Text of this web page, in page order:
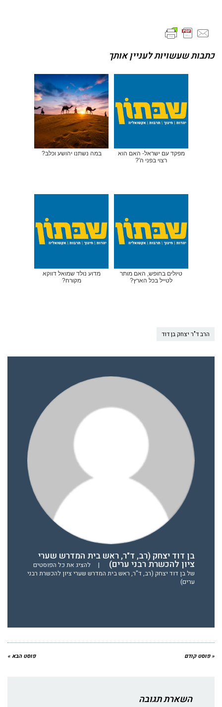
כתבות שעשויות לעניין אותך
מפקד עם ישראל- האם הוא
רצוי בפני ה'?
במה נשתנו יהושע וכלב?
טיולים בחופש, האם מותר
לטייל בכל הארץ?
מדוע נולד שמואל דווקא
מקורח?
הרב ד"ר יצחק בן דוד
בן דוד יצחק (רב, ד"ר, ראש בית המדרש שערי
ציון להכשרת רבני ערים) |
להציג את כל הפוסטים
של בן דוד יצחק (רב, ד"ר, ראש בית המדרש שערי ציון להכשרת רבני
ערים)
« פוסט קודם פוסט הבא »
השארת תגובה